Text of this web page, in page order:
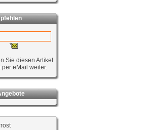
Sie diesen Artikel
per eMail weiter.